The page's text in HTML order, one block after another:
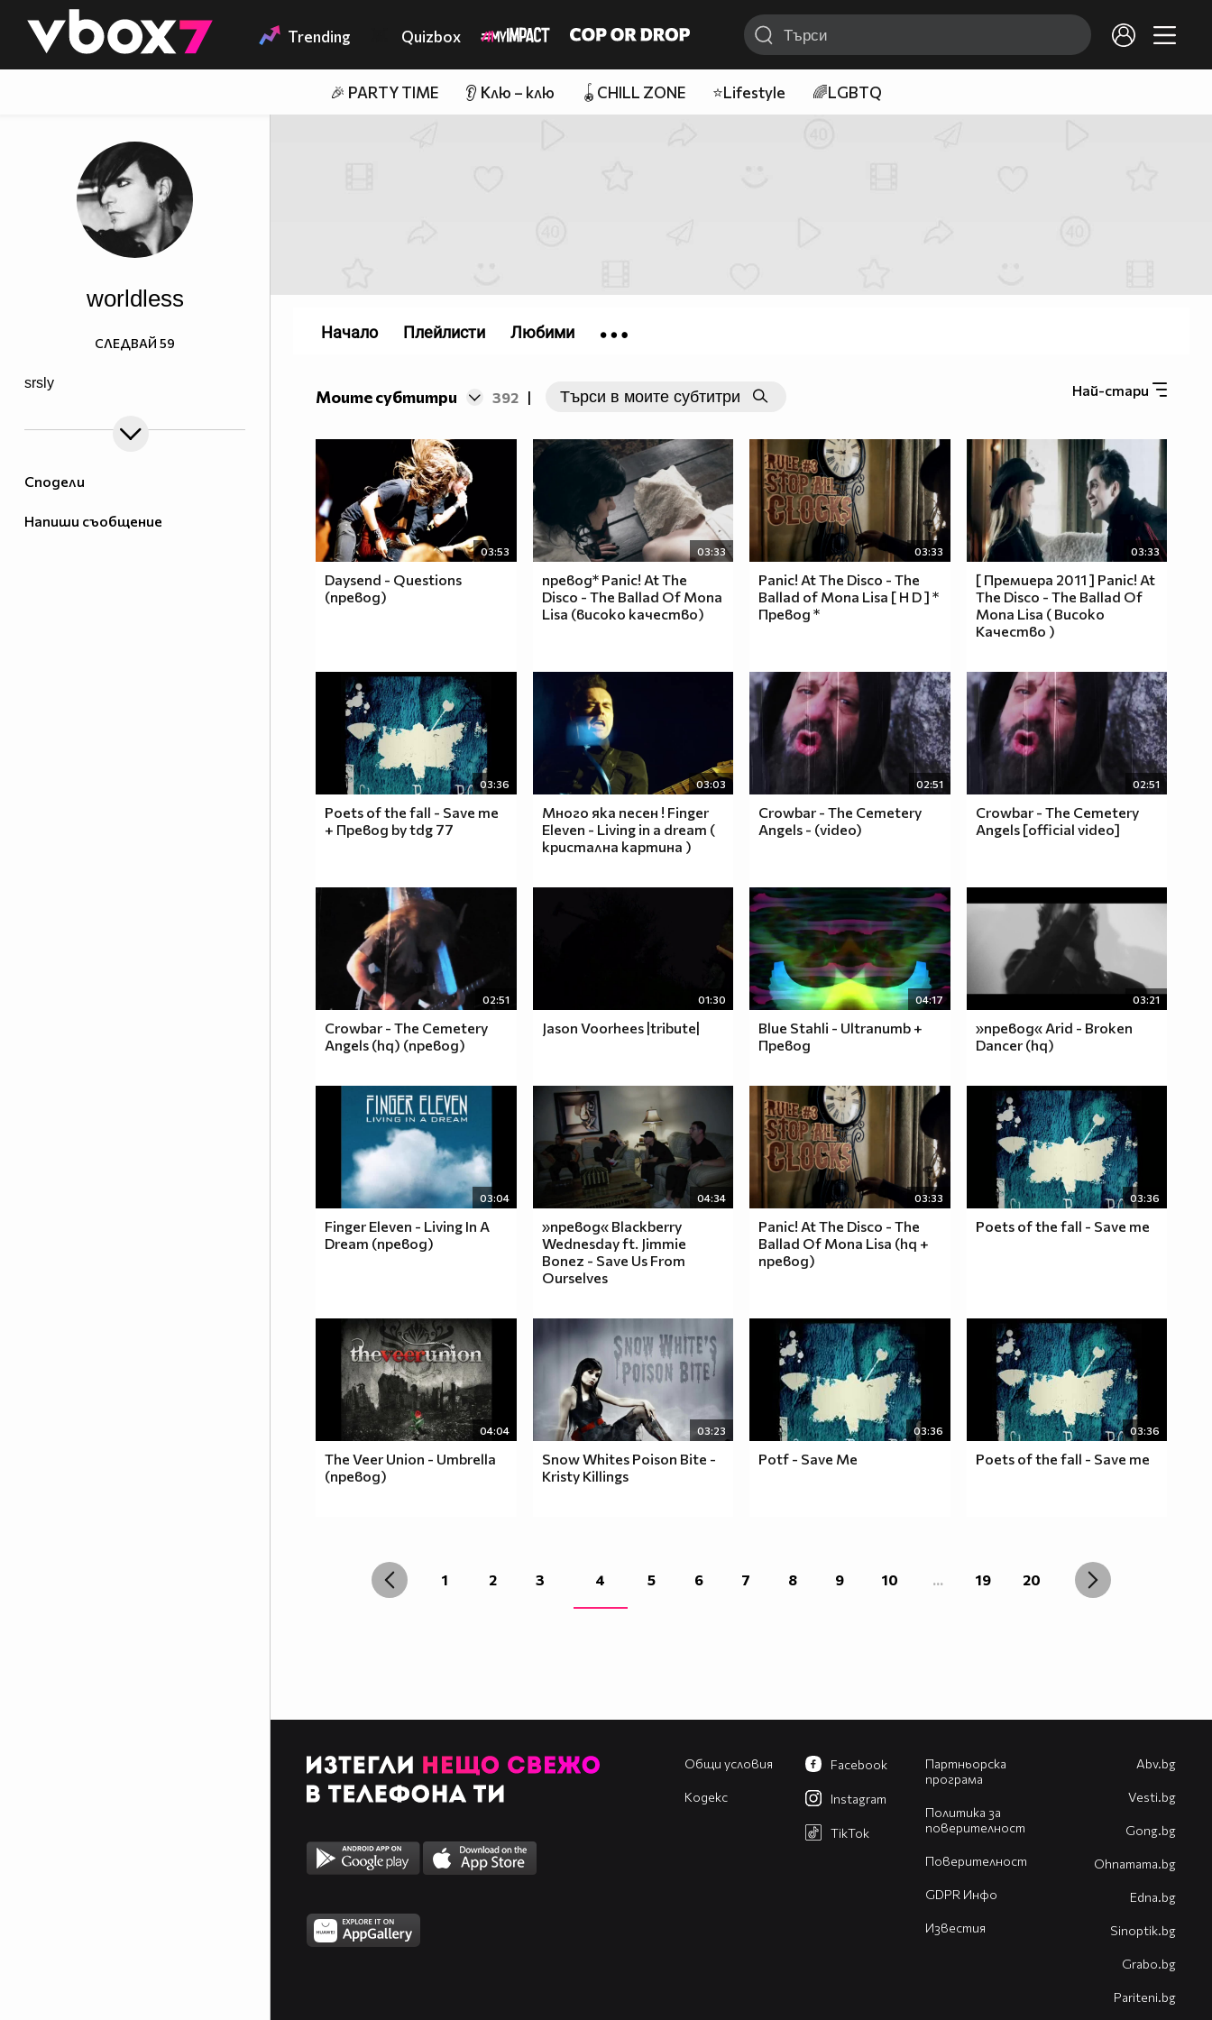
👾 Trending Quizbox
🎉 PARTY TIME 👂 Клю – клю 🪀CHILL ZONE ⭐Lifestyle 🌈LGBTQ
Сподели
Напиши съобщение
worldless
srsly
СЛЕДВАЙ 59
Моите субтитри 392 | Най-стари
03:53
Daysend - Questions
(превод)
03:33
превод* Panic! At The
Disco - The Ballad Of Mona
Lisa (високо качество)
03:33
Panic! At The Disco - The
Ballad of Mona Lisa [ H D ] *
Превод *
03:33
[ Премиера 2011 ] Panic! At
The Disco - The Ballad Of
Mona Lisa ( Високо
Качество )
03:36
Poets of the fall - Save me
+ Превод by tdg 77
03:03
Много яка песен ! Finger
Eleven - Living in a dream (
кристална картина )
02:51
Crowbar - The Cemetery
Angels - (video)
02:51
Crowbar - The Cemetery
Angels [official video]
02:51
Crowbar - The Cemetery
Angels (hq) (превод)
01:30
Jason Voorhees |tribute|
04:17
Blue Stahli - Ultranumb +
Превод
03:21
»превод« Arid - Broken
Dancer (hq)
03:04
Finger Eleven - Living In A
Dream (превод)
04:34
»превод« Blackberry
Wednesday ft. Jimmie
Bonez - Save Us From
Ourselves
03:33
Panic! At The Disco - The
Ballad Of Mona Lisa (hq +
превод)
03:36
Poets of the fall - Save me
04:04
The Veer Union - Umbrella
(превод)
03:23
Snow Whites Poison Bite -
Kristy Killings
03:36
Potf - Save Me
03:36
Poets of the fall - Save me
1 2 3 4 5 6 7 8 9 10 ... 19 20
Начало Плейлисти Любими
Общи условия
Кодекс
Партньорска
програма
Политика за
поверителност
Поверителност
GDPR Инфо
Известия
Facebook
Instagram
TikTok
Abv.bg
Vesti.bg
Gong.bg
Оhnamama.bg
Edna.bg
Sinoptik.bg
Grabo.bg
Pariteni.bg